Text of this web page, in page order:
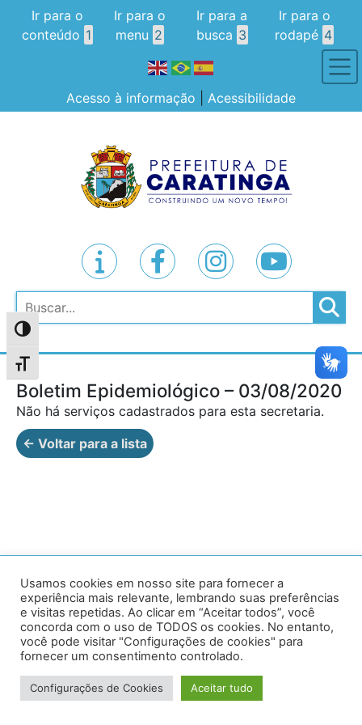
Alternar alto contraste
Alternar tamanho da fonte
Ir para o
conteúdo 1
Ir para o
menu 2
Ir para a
busca 3
Ir para o
rodapé 4
Acesso à informação Acessibilidade
Pesquisar
Boletim Epidemiológico – 03/08/2020
Não há serviços cadastrados para esta secretaria.
← Voltar para a lista
Av. Prof. Armando Alves da Silva, nº 1950 - Zacarias,
Caratinga - MG - 35302-403 / Tel: (33) 3329 8000
Desenvolvido por VersaTec
Usamos cookies em nosso site para fornecer a
experiência mais relevante, lembrando suas preferências
e visitas repetidas. Ao clicar em “Aceitar todos”, você
concorda com o uso de TODOS os cookies. No entanto,
você pode visitar "Configurações de cookies" para
fornecer um consentimento controlado.
Configurações de Cookies Aceitar tudo